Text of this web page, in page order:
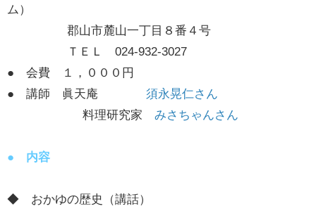
ム）
郡山市麓山一丁目８番４号
ＴＥＬ 024-932-3027
● 会費 １，０００円
● 講師 眞天庵 須永晃仁さん
料理研究家 みさちゃんさん
● 内容
◆ おかゆの歴史（講話）